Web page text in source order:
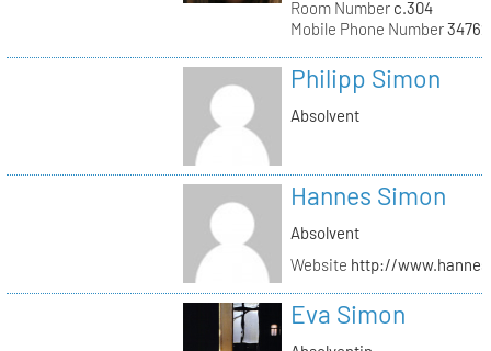
Room Numberc.304
Mobile Phone Number
Philipp Simon
Absolvent
Hannes Simon
Absolvent
Website http://
Eva Simon